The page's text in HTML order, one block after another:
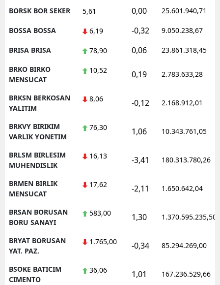
BORSK BOR SEKER 5,61 0,00 25.601.940,71
BOSSA BOSSA 6,19 -0,32 9.050.238,67
BRISA BRISA 78,90 0,06 23.861.318,45
BRKO BIRKO
MENSUCAT
10,52 0,19 2.783.633,28
BRKSN BERKOSAN
YALITIM
8,06 -0,12 2.168.912,01
BRKVY BIRIKIM
VARLIK YONETIM
76,30 1,06 10.343.761,05
BRLSM BIRLESIM
MUHENDISLIK
16,13 -3,41 180.313.780,26
BRMEN BIRLIK
MENSUCAT
17,62 -2,11 1.650.642,04
BRSAN BORUSAN
BORU SANAYI
583,00 1,30 1.370.595.235,50
BRYAT BORUSAN
YAT. PAZ.
1.765,00 -0,34 85.294.269,00
BSOKE BATICIM
CIMENTO
36,06 1,01 167.236.529,66